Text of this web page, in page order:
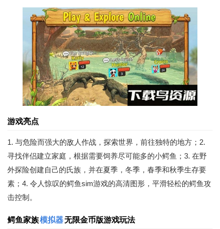
游戏亮点
1. 与危险而强大的敌人作战，探索世界，前往独特的地方；2.
寻找伴侣建立家庭，根据需要饲养尽可能多的小鳄鱼；3. 在野
外探险创建自己的氏族，并在夏季，冬季，春季和秋季生存要
素；4. 令人惊叹的鳄鱼sim游戏的高清图形，平滑轻松的鳄鱼攻
击控制。
鳄鱼家族模拟器无限金币版游戏玩法